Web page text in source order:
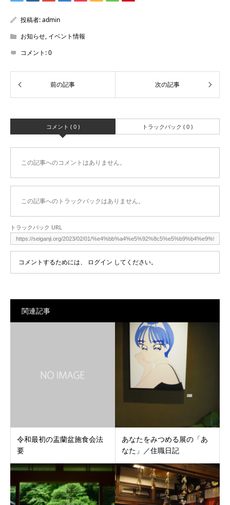
投稿者:admin
お知らせ, イベント情報
コメント:0
コメント ( 0 ) トラックバック ( 0 )
この記事へのコメントはありません。
この記事へのトラックバックはありません。
トラックバック URL
コメントするためには、 ログイン してください。
関連記事
令和最初の盂蘭盆施食会法
要
あなたをみつめる展の「あ
なた」／住職日記